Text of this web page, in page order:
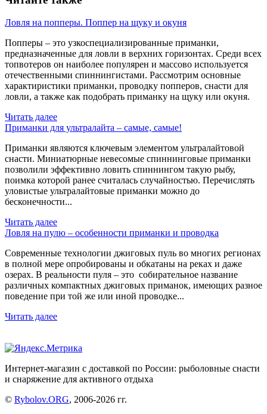
Ловля на попперы. Поппер на щуку и окуня
Попперы – это узкоспециализированные приманки,
предназначенные для ловли в верхних горизонтах. Среди всех
топвотеров он наиболее популярен и массово используется
отечественными спиннингистами. Рассмотрим основные
характиристики приманки, проводку попперов, снасти для
ловли, а также как подобрать приманку на щуку или окуня.
Читать далее
Приманки для ультралайта – самые, самые!
Приманки являются ключевым элементом ультралайтовой
снасти. Миниатюрные невесомые спиннинговые приманки
позволили эффективно ловить спиннингом такую рыбу,
поимка которой ранее считалась случайностью. Перечислять
уловистые ультралайтовые приманки можно до
бесконечности...
Читать далее
Ловля на пулю – особенности приманки и проводка
Современные технологии джиговых пуль во многих регионах
в полной мере опробированы и обкатаны на реках и даже
озерах. В реальности пуля – это собирательное название
различных компактных джиговых приманок, имеющих разное
поведение при той же или иной проводке...
Читать далее
Интернет-магазин с доставкой по России: рыболовные снасти
и снаряжение для активного отдыха
© Rybolov.ORG, 2006-2026 гг.